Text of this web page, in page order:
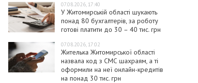
07.08.2026, 17:40
У Житомирській області шукають
понад 80 бухгалтерів, за роботу
готові платити до 30 – 40 тис. грн
07.08.2026, 17:02
Жителька Житомирської області
назвала код з СМС шахраям, а ті
оформили на неї онлайн-кредитів
на понад 30 тис. грн